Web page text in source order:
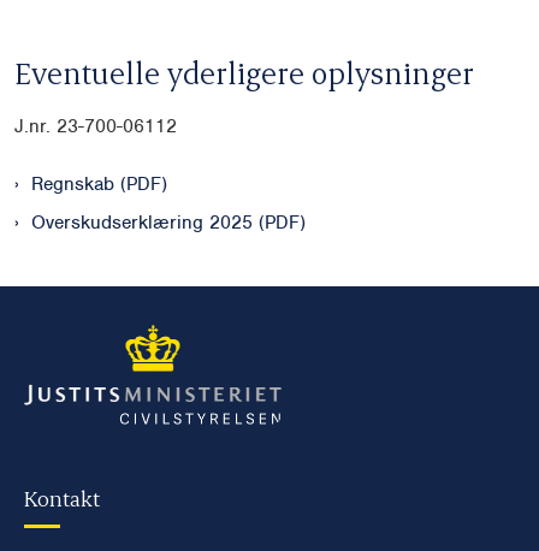
Eventuelle yderligere oplysninger
J.nr. 23-700-06112
Regnskab (PDF)
Overskudserklæring 2025 (PDF)
Kontakt